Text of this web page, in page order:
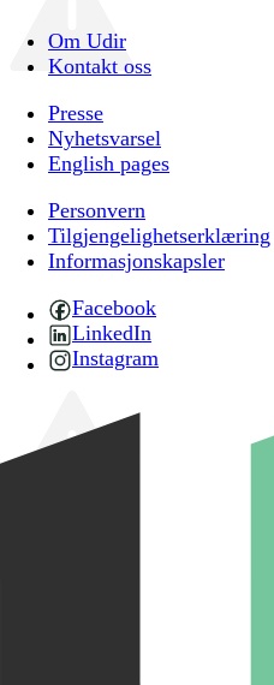
Om Udir
Kontakt oss
Presse
Nyhetsvarsel
English pages
Personvern
Tilgjengelighetserklæring
Informasjonskapsler
Facebook
LinkedIn
Instagram